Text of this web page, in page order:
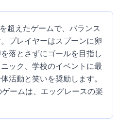
超えたゲームで、バランス
プレイヤーはスプーンに卵
落とさずにゴールを目指し
ック、学校のイベントに最
活動と笑いを奨励します。
ームは、エッグレースの楽